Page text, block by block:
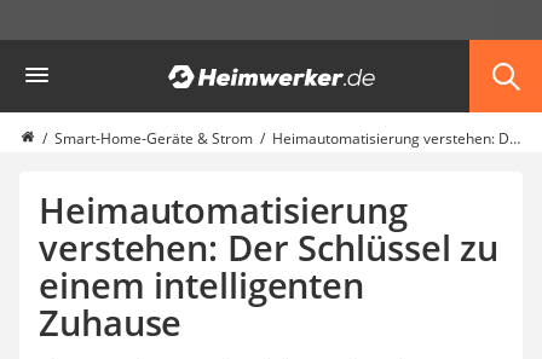
Haus & Bau
Außenleuchte mit Kamera
Ozongenerator
Smart-Home-Rauchmelder
Schlüsseltresor
Überwachungskameras außen
Regendusche
Reizstromgerät
Infrarot-Thermometer
Smart-Home-Geräte & Strom Heimautomatisierung verstehen: Der Schlüssel zu einem intelligenten Zuhause
Heimautomatisierung
verstehen: Der Schlüssel zu
einem intelligenten
Zuhause